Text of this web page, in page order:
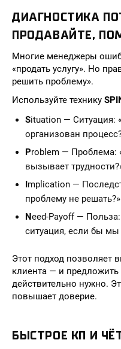
ДИАГНОСТИКА
ПРОДАВАЙТЕ,
Многие менеджеры
«продать услугу». Но
решить проблему».
Используйте технику
Situation — Ситуация:
организован
Problem — Проблема:
вызывает
Implication —
проблему не решать?»
Need-Payoff —
ситуация, если бы мы
Этот подход позволяет
клиента — и
действительно нужно.
повышает доверие.
БЫСТРОЕ КП И